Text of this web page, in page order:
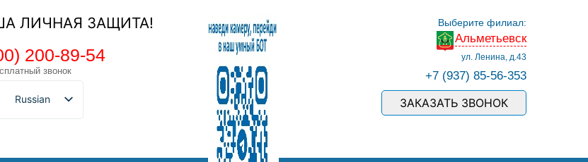
ЛИЧНАЯ ЗАЩИТА!
200-89-54
звонок
Russian
Выберите филиал:
Альметьевск
ул. Ленина, д.43
+7 (937) 85-56-353
ЗАКАЗАТЬ ЗВОНОК